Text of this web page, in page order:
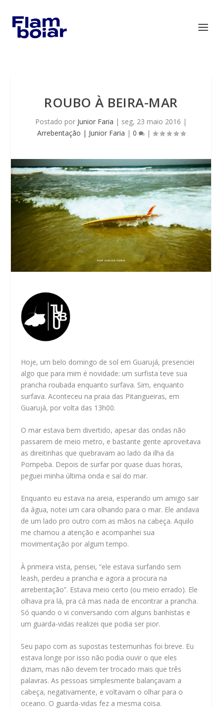
ROUBO À BEIRA-MAR
Postado por Junior Faria | seg, 23 maio 2016 |
Arrebentação | Junior Faria | 0 |
Hoje, um belo domingo de sol em Guarujá, presenciei
algo que para mim é novidade: um surfista teve sua
prancha roubada enquanto surfava. Sim, enquanto
surfava. Aconteceu na praia das Pitangueiras, em
Guarujá, por volta das 13h00.
O mar estava bem divertido, apesar das ondas não
passarem de meio metro, e bastante gente aproveitava
as direitinhas que quebravam ao lado da ilha da
Pompeba. Depois de surfar por quase duas horas,
peguei minha última onda e saí do mar.
Enquanto eu estava na areia, esperando um amigo sair
da água, notei um cara olhando para o mar. Ele andava
de um lado pro outro com as mãos na cabeça. Aquilo
me chamou a atenção e acompanhei sua
movimentação por algum tempo.
À primeira vista, pensei, “ele estava surfando sem
leash, perdeu a prancha e agora a procura na
arrebentação”. Estava meio certo (ou meio errado). Ele
olhava pra lá, pra cá mas nada de encontrar a prancha.
Só quando o vi conversando com alguns banhistas e
um guarda-vidas realizei que podia ser pior.
Seu papo com as supostas testemunhas foi breve. Eu
estava longe por isso não podia ouvir o que eles
diziam, mas não devem ter trocado mais que três
palavras. As pessoas simplesmente balançavam a
cabeça, negativamente, e voltavam o olhar para o
oceano. O guarda-vidas fez a mesma coisa.